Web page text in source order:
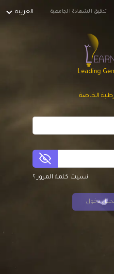
تدقيق الشهادة الجامعية العربية expand_more
Leading
الخاصة
نسيت كلمة المرور ؟
دخول